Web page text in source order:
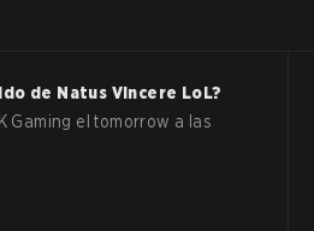
de Natus Vincere LoL?
Gaming el tomorrow a las